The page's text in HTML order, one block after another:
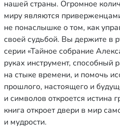
нашей страны. Огромное
миру являются
не понаслышке о том, как
своей судьбой. Вы держите в
серии «Тайное собрание
руках инструмент,
на стыке времени, и помочь
прошлого, настоящего и
и символов откроется истина
книга откроет двери в мир
и мудрости.